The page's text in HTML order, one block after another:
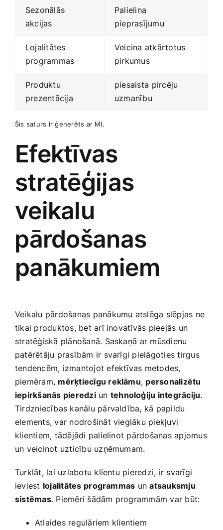
Sezonālās
akcijas
Palielina
pieprasījumu
Lojalitātes
programmas
Veicina atkārtotus
pirkumus
Produktu
prezentācija
piesaista⁣ pircēju‌
uzmanību
Šis saturs ir ģenerēts ar‍ MI.
Efektīvas⁣
stratēģijas
veikalu
⁤pārdošanas
panākumiem
Veikalu pārdošanas panākumu atslēga slēpjas ne
tikai produktos, bet arī ​inovatīvās pieejās un
stratēģiskā plānošanā. Saskaņā ⁤ar mūsdienu
patērētāju prasībām ir svarīgi ​pielāgoties tirgus
tendencēm, izmantojot efektīvas metodes,
piemēram, mērķtiecīgu reklāmu, personalizētu
iepirkšanās pieredziun tehnoloģiju integrāciju.‌
Tirdzniecības kanālu pārvaldība, kā papildu
elements, var nodrošināt vieglāku piekļuvi
klientiem, tādējādi palielinot pārdošanas apjomus
un veicinot uzticību uzņēmumam.
Turklāt, lai uzlabotu klientu pieredzi, ir svarīgi
ieviest lojalitātes⁤ programmas unatsauksmju
sistēmas. Piemēri šādām programmām var​ būt:
Atlaides regulāriem klientiem